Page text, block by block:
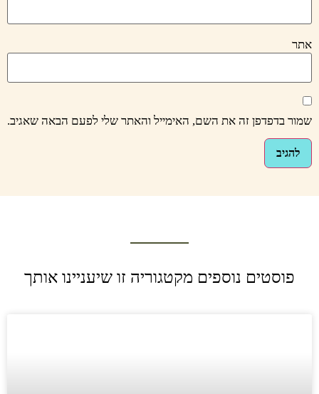
אתר
שמור בדפדפן זה את השם, האימייל והאתר שלי לפעם הבאה שאגיב.
פוסטים נוספים מקטגוריה זו שיעניינו אותך